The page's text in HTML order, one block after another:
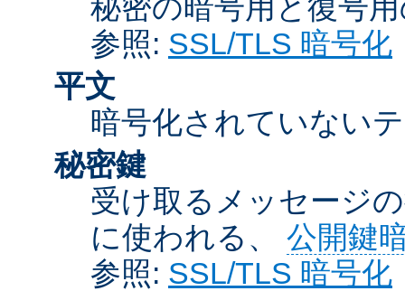
秘密の暗号用と復号
参照: SSL/TLS 暗号化
平文
暗号化されていない
秘密鍵
受け取るメッセージ
に使われる、 公開鍵
参照: SSL/TLS 暗号化